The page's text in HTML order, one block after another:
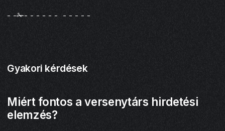
- -✁- - - - - - - - - - -
Gyakori kérdések
Miért fontos a versenytárs hirdetési
elemzés?